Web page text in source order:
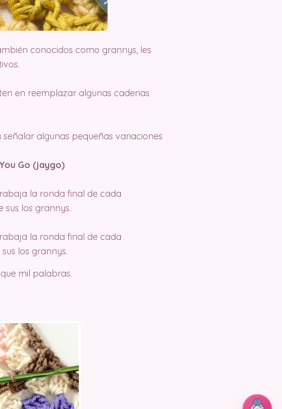
conocidos como grannys, les
en reemplazar algunas cadenas
algunas pequeñas variaciones
Go (jaygo)
la ronda final de cada
los grannys.
la ronda final de cada
los grannys.
mil palabras.